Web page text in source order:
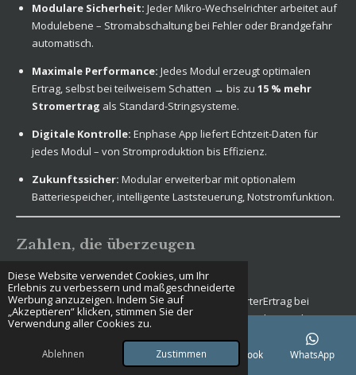
Diese Website verwendet Cookies, um Ihr
Erlebnis zu verbessern und maßgeschneiderte
Werbung anzuzeigen. Indem Sie auf
„Akzeptieren“ klicken, stimmen Sie der
Verwendung aller Cookies zu.
Ablehnen Zustimmen
Modulare Sicherheit: Jeder Mikro-Wechselrichter arbeitet auf
Modulebene – Stromabschaltung bei Fehler oder Brandgefahr
automatisch.
Maximale Performance: Jedes Modul erzeugt optimalen
Ertrag, selbst bei teilweisem Schatten → bis zu 15 % mehr
Stromertrag als Standard-Stringsysteme.
Digitale Kontrolle: Enphase App liefert Echtzeit-Daten für
jedes Modul – von Stromproduktion bis Effizienz.
Zukunftssicher: Modular erweiterbar mit optionalem
Batteriespeicher, intelligente Laststeuerung, Notstromfunktion.
Zahlen, die überzeugen
KennzahlPV StandardEnphase MicroinverterErtrag bei
Teilverschattung-10 bis -20 %-0 bis -5 %ÜberwachungAnlage
gesamtPro Modul in EchtzeitLebensdauer Wechselrichter10–12
Jahre25 Jahre GarantieRendite5–7 % p.a.6–8 % p.a. konservativ
E-Mail Karte Facebook WhatsApp